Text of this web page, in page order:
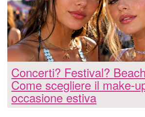
Concerti? Festival?
Come scegliere il make-
occasione estiva